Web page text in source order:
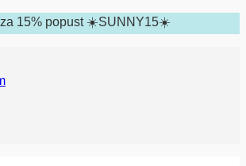
za 15% popust ☀️SUNNY15☀️